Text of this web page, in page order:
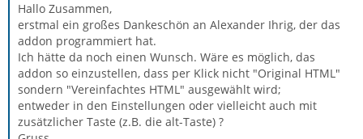
Hallo Zusammen,
erstmal ein großes Dankeschön an Alexander Ihrig, der das
addon programmiert hat.
Ich hätte da noch einen Wunsch. Wäre es möglich, das
addon so einzustellen, dass per Klick nicht "Original HTML"
sondern "Vereinfachtes HTML" ausgewählt wird;
entweder in den Einstellungen oder vielleicht auch mit
zusätzlicher Taste (z.B. die alt-Taste) ?